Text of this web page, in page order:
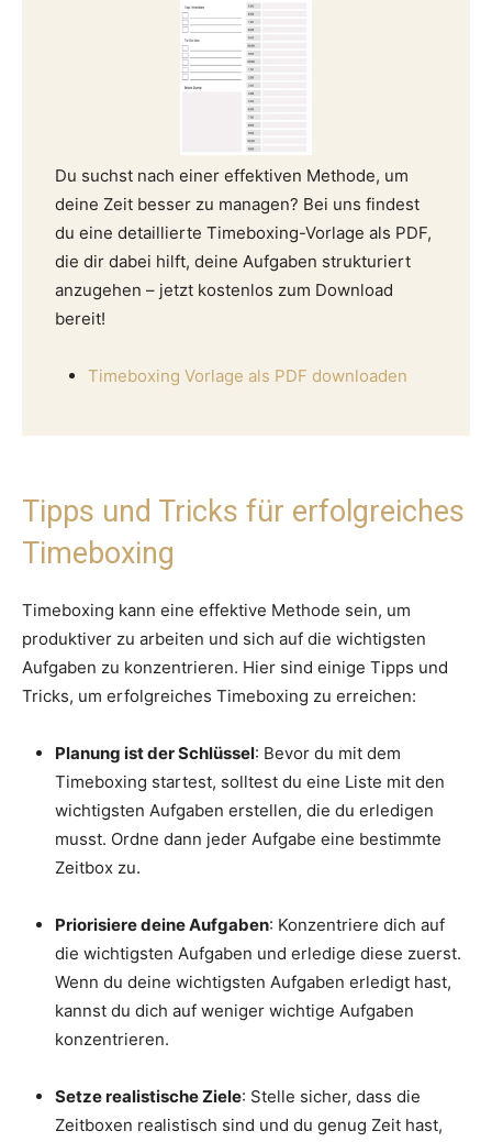
Du suchst nach einer effektiven Methode, um
deine Zeit besser zu managen? Bei uns findest
du eine detaillierte Timeboxing-Vorlage als PDF,
die dir dabei hilft, deine Aufgaben strukturiert
anzugehen – jetzt kostenlos zum Download
bereit!
Timeboxing Vorlage als PDF downloaden
Tipps und Tricks für erfolgreiches
Timeboxing
Timeboxing kann eine effektive Methode sein, um
produktiver zu arbeiten und sich auf die wichtigsten
Aufgaben zu konzentrieren. Hier sind einige Tipps und
Tricks, um erfolgreiches Timeboxing zu erreichen:
Planung ist der Schlüssel: Bevor du mit dem
Timeboxing startest, solltest du eine Liste mit den
wichtigsten Aufgaben erstellen, die du erledigen
musst. Ordne dann jeder Aufgabe eine bestimmte
Zeitbox zu.
Priorisiere deine Aufgaben: Konzentriere dich auf
die wichtigsten Aufgaben und erledige diese zuerst.
Wenn du deine wichtigsten Aufgaben erledigt hast,
kannst du dich auf weniger wichtige Aufgaben
konzentrieren.
Setze realistische Ziele: Stelle sicher, dass die
Zeitboxen realistisch sind und du genug Zeit hast,